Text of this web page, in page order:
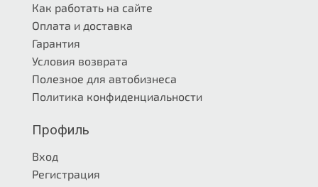
Как работать на сайте
Оплата и доставка
Гарантия
Условия возврата
Полезное для автобизнеса
Политика конфиденциальности
Профиль
Вход
Регистрация